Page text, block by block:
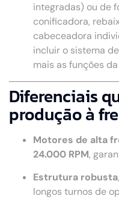
integradas) ou de
conificadora,
cabeceadora
incluir o sistema de
mais as funções
Diferenciais
produção à
Motores de alta
24.000 RPM,
Estrutura robusta
longos turnos de